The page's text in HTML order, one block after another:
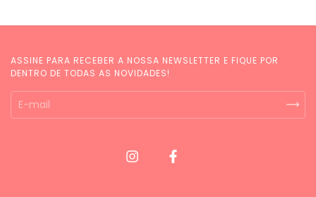
ASSINE PARA RECEBER A NOSSA NEWSLETTER E FIQUE POR
DENTRO DE TODAS AS NOVIDADES!